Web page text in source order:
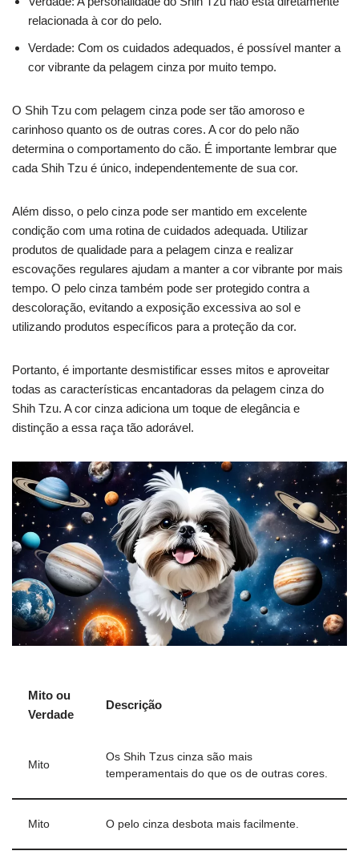
relacionada à cor do pelo.
Verdade: Com os cuidados adequados, é possível manter a
cor vibrante da pelagem cinza por muito tempo.
O Shih Tzu com pelagem cinza pode ser tão amoroso e
carinhoso quanto os de outras cores. A cor do pelo não
determina o comportamento do cão. É importante lembrar que
cada Shih Tzu é único, independentemente de sua cor.
Além disso, o pelo cinza pode ser mantido em excelente
condição com uma rotina de cuidados adequada. Utilizar
produtos de qualidade para a pelagem cinza e realizar
escovações regulares ajudam a manter a cor vibrante por mais
tempo. O pelo cinza também pode ser protegido contra a
descoloração, evitando a exposição excessiva ao sol e
utilizando produtos específicos para a proteção da cor.
Portanto, é importante desmistificar esses mitos e aproveitar
todas as características encantadoras da pelagem cinza do
Shih Tzu. A cor cinza adiciona um toque de elegância e
distinção a essa raça tão adorável.
Mito ou
Verdade
Descrição
Mito
Os Shih Tzus cinza são mais
temperamentais do que os de outras cores.
Mito O pelo cinza desbota mais facilmente.